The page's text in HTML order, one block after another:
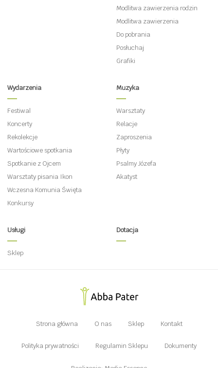
Modlitwa zawierzenia rodzin
Modlitwa zawierzenia
Do pobrania
Posłuchaj
Grafiki
Wydarzenia
Festiwal
Koncerty
Rekolekcje
Wartościowe spotkania
Spotkanie z Ojcem
Warsztaty pisania Ikon
Wczesna Komunia Święta
Konkursy
Muzyka
Warsztaty
Relacje
Zaproszenia
Płyty
Psalmy Józefa
Akatyst
Usługi
Sklep
Dotacja
Strona główna O nas Sklep Kontakt
Polityka prywatności Regulamin Sklepu Dokumenty